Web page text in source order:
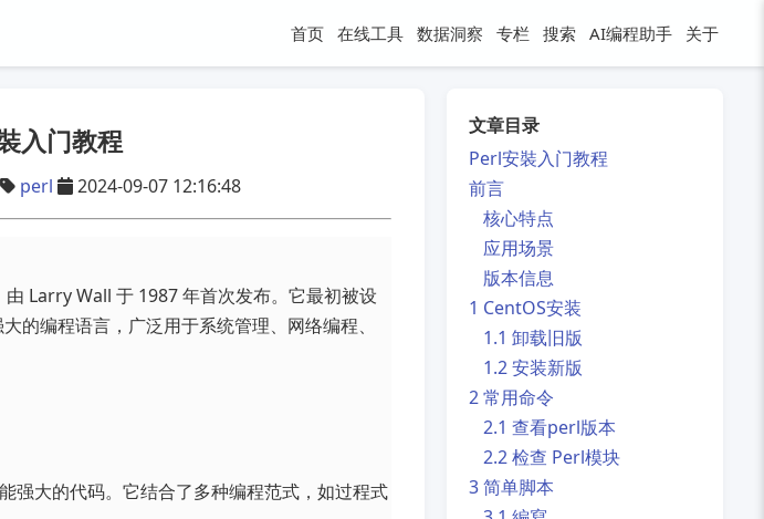
首页 在线工具 数据洞察 专栏 搜索 AI编程助手 关于
入门教程
perl 2024-09-07 12:16:48
Larry Wall 于 1987 年首次发布。它最初被设
的编程语言，广泛用于系统管理、网络编程、
强大的代码。它结合了多种编程范式，如过程式
文章目录
Perl安裝入门教程
前言
核心特点
应用场景
版本信息
1 CentOS安装
1.1 卸载旧版
1.2 安装新版
2 常用命令
2.1 查看perl版本
2.2 检查 Perl模块
3 简单脚本